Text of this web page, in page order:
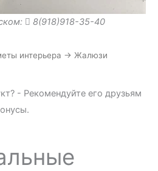
8(918)918-35-40
интерьера → Жалюзи
- Рекомендуйте его друзьям